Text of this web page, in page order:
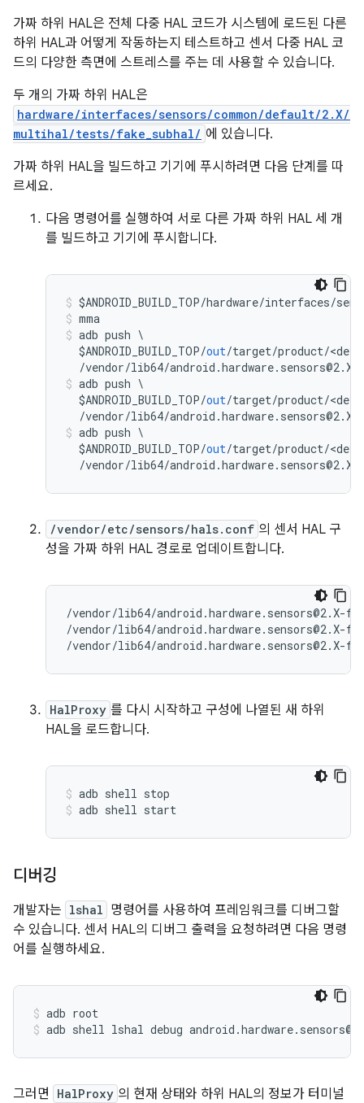
가짜 하위 HAL은 전체 다중 HAL 코드가 시스템에 로드된 다른
하위 HAL과 어떻게 작동하는지 테스트하고 센서 다중 HAL 코
드의 다양한 측면에 스트레스를 주는 데 사용할 수 있습니다.
두 개의 가짜 하위 HAL은
hardware/interfaces/sensors/common/default/2.X/
multihal/tests/fake_subhal/ 에 있습니다.
가짜 하위 HAL을 빌드하고 기기에 푸시하려면 다음 단계를 따
르세요.
다음 명령어를 실행하여 서로 다른 가짜 하위 HAL 세 개
를 빌드하고 기기에 푸시합니다.
$ANDROID_BUILD_TOP/hardware/interfaces/
mma
adb push \
$ANDROID_BUILD_TOP/out/target/product/<
/vendor/lib64/android .hardware. sensors@2.X
adb push \
$ANDROID_BUILD_TOP/out/target/product/<
/vendor/lib64/android .hardware. sensors@2.X
adb push \
$ANDROID_BUILD_TOP/out/target/product/<
/vendor/lib64/android .hardware. sensors@2.X
/vendor/etc/sensors/hals.conf 의 센서 HAL 구
성을 가짜 하위 HAL 경로로 업데이트합니다.
/vendor/lib64/android .hardware. sensors@2.X-
/vendor/lib64/android .hardware. sensors@2.X-
/vendor/lib64/android .hardware. sensors@2.X-
HalProxy 를 다시 시작하고 구성에 나열된 새 하위
HAL을 로드합니다.
adb shell stop
adb shell start
디버깅
개발자는 lshal 명령어를 사용하여 프레임워크를 디버그할
수 있습니다. 센서 HAL의 디버그 출력을 요청하려면 다음 명령
어를 실행하세요.
adb root
adb shell lshal debug android .hardware. sensors@2
그러면 HalProxy 의 현재 상태와 하위 HAL의 정보가 터미널